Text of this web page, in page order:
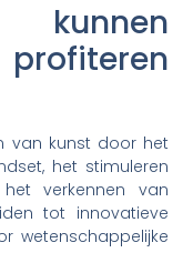
van kunst door het
het stimuleren
verkennen van
tot innovatieve
wetenschappelijke